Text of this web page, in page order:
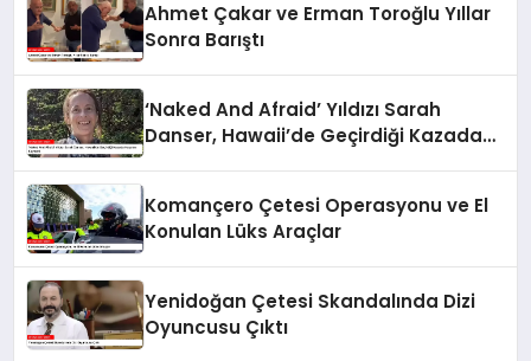
Ahmet Çakar ve Erman Toroğlu Yıllar
Sonra Barıştı
‘Naked And Afraid’ Yıldızı Sarah
Danser, Hawaii’de Geçirdiği Kazada
Komançero Çetesi Operasyonu ve El
Konulan Lüks Araçlar
Yenidoğan Çetesi Skandalında Dizi
Oyuncusu Çıktı